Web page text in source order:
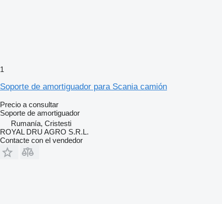
1
Soporte de amortiguador para Scania camión
Precio a consultar
Soporte de amortiguador
Rumanía, Cristesti
ROYAL DRU AGRO S.R.L.
Contacte con el vendedor